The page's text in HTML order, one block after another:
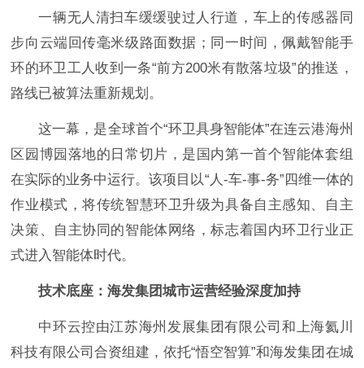
一辆无人清扫车缓缓驶过人行道，车上的传感器同
步向云端回传毫米级路面数据；同一时间，佩戴智能手
环的环卫工人收到一条“前方200米有散落垃圾”的推送，
路线已被算法重新规划。
这一幕，是全球首个“环卫具身智能体”在连云港海州
区园博园落地的日常切片，是国内第一首个智能体套组
在实际的业务中运行。该项目以“人-车-事-务”四维一体的
作业模式，将传统智慧环卫升级为具备自主感知、自主
决策、自主协同的智能体网络，标志着国内环卫行业正
式进入智能体时代。
技术底座：海发集团城市运营经验深度加持
中环云控由江苏海州发展集团有限公司和上海氦川
科技有限公司合资组建，依托“悟空智算”和海发集团在城